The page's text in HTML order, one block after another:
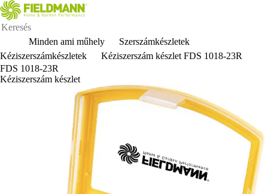
Minden ami műhely
Szerszámkészletek
Kéziszerszámkészletek
Kéziszerszám készlet FDS 1018-23R
FDS 1018-23R
Kéziszerszám készlet